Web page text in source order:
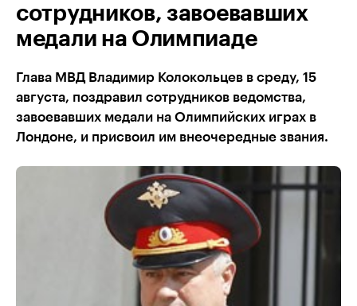
сотрудников, завоевавших
медали на Олимпиаде
Глава МВД Владимир Колокольцев в среду, 15
августа, поздравил сотрудников ведомства,
завоевавших медали на Олимпийских играх в
Лондоне, и присвоил им внеочередные звания.